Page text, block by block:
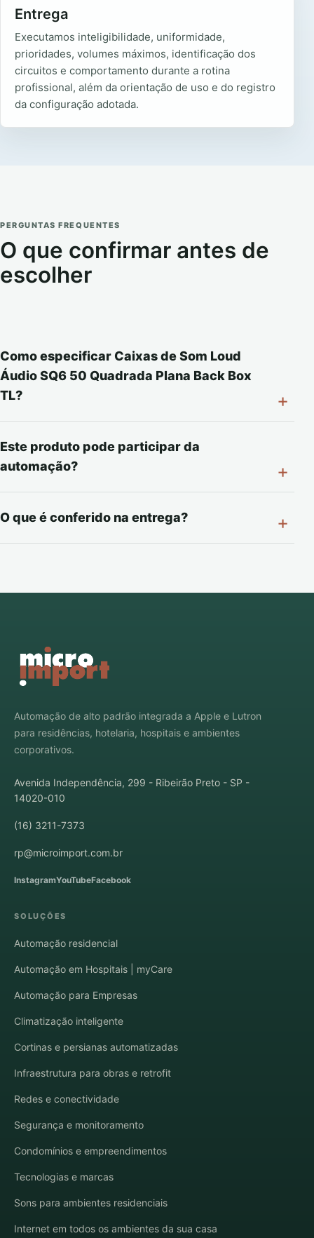
Entrega
Executamos inteligibilidade, uniformidade,
prioridades, volumes máximos, identificação dos
circuitos e comportamento durante a rotina
profissional, além da orientação de uso e do registro
da configuração adotada.
PERGUNTAS FREQUENTES
O que confirmar antes de
escolher
Como especificar Caixas de Som Loud
Áudio SQ6 50 Quadrada Plana Back Box
TL?
Este produto pode participar da
automação?
O que é conferido na entrega?
Automação de alto padrão integrada a Apple e Lutron
para residências, hotelaria, hospitais e ambientes
corporativos.
Avenida Independência, 299 - Ribeirão Preto - SP -
14020-010
(16) 3211-7373
rp@microimport.com.br
InstagramYouTubeFacebook
SOLUÇÕES
Automação residencial
Automação em Hospitais | myCare
Automação para Empresas
Climatização inteligente
Cortinas e persianas automatizadas
Infraestrutura para obras e retrofit
Redes e conectividade
Segurança e monitoramento
Condomínios e empreendimentos
Tecnologias e marcas
Sons para ambientes residenciais
Internet em todos os ambientes da sua casa